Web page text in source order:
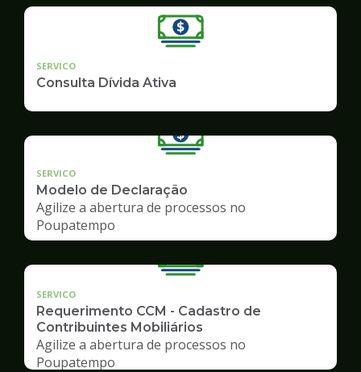
SERVICO
Consulta Dívida Ativa
SERVICO
Modelo de Declaração
Agilize a abertura de processos no
Poupatempo
SERVICO
Requerimento CCM - Cadastro de
Contribuintes Mobiliários
Agilize a abertura de processos no
Poupatempo